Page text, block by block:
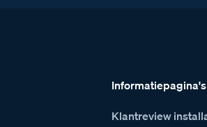
Informatiepagina's
Klantreview